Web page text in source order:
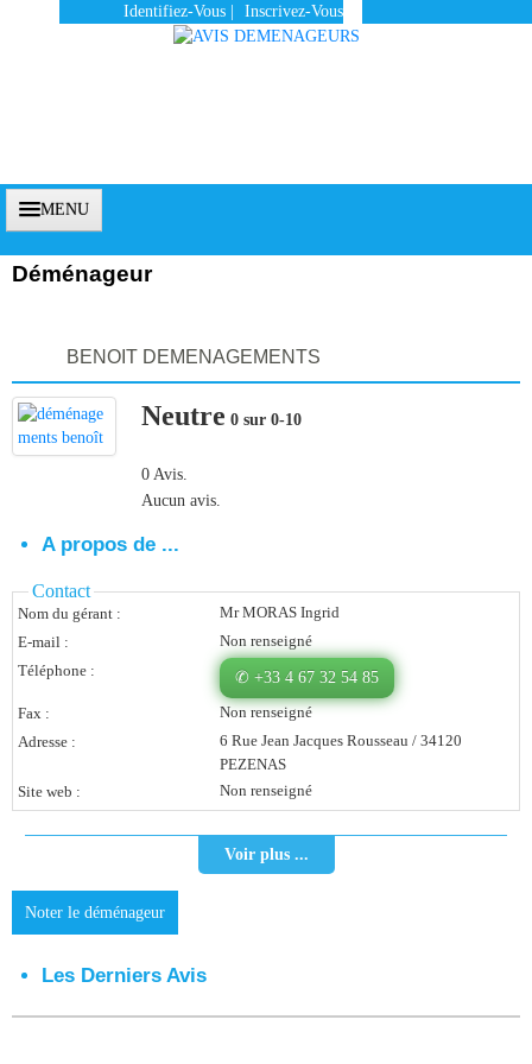
Identifiez-Vous Inscrivez-Vous
MENU
Vous Êtes Un Client
Comment Ça Marche ?
Qui Sommes-Nous ?
Pourquoi Nous Faire Confiance ?
Vous Êtes Une Société
Comment Ça Marche ?
Quels Bénéfices Pour Ma Société ?
Témoignages Adhérents
Donnez Votre Avis
Déménageur
BENOIT DEMENAGEMENTS
Neutre 0 sur 0-10
0 Avis.
Aucun avis.
A propos de ...
Contact
Nom du gérant :
Mr MORAS Ingrid
E-mail :
Non renseigné
Téléphone :
✆ +33 4 67 32 54 85
Fax :
Non renseigné
Adresse :
6 Rue Jean Jacques Rousseau / 34120
PEZENAS
Site web :
Non renseigné
Voir plus ...
Noter le déménageur
Les Derniers Avis